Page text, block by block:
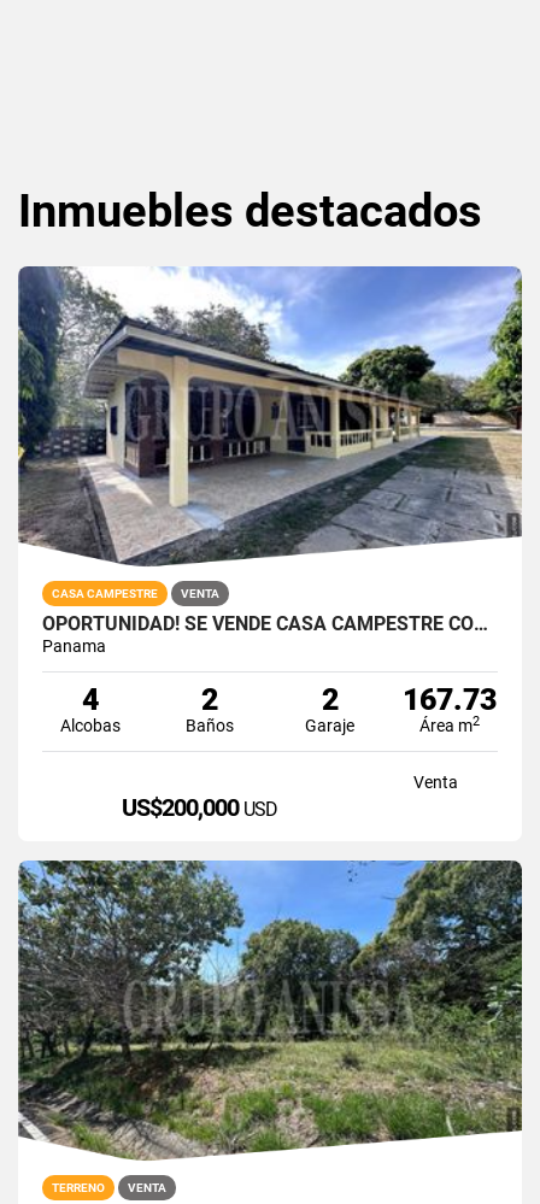
Inmuebles destacados
CASA CAMPESTRE VENTA
OPORTUNIDAD! SE VENDE CASA CAMPESTRE CON PISCINA
Panama
4
Alcobas
2
Baños
2
Garaje
167.73
Área m2
Venta
US$200,000 USD
TERRENO VENTA